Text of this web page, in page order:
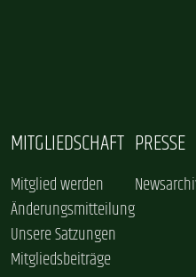
MITGLIEDSCHAFT
Mitglied werden
Änderungsmitteilung
Unsere Satzungen
Mitgliedsbeiträge
PRESSE